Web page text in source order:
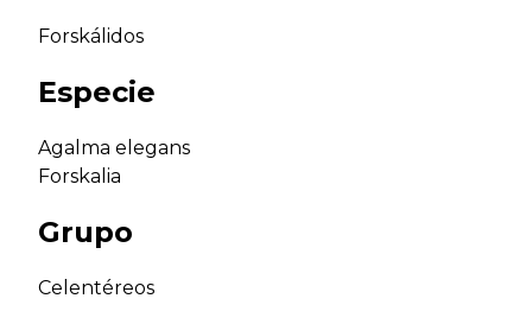
Forskálidos
Especie
Agalma elegans
Forskalia
Grupo
Celentéreos